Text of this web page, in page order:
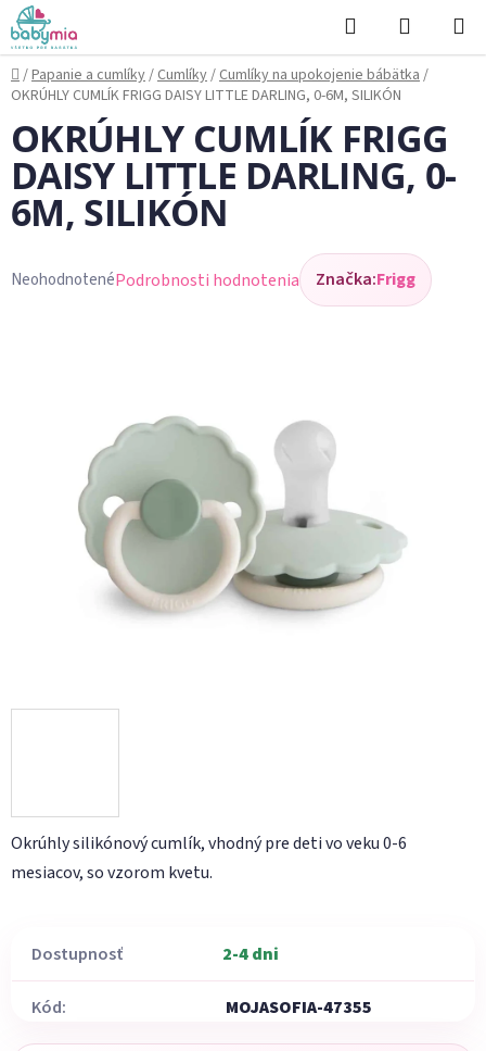
Prejsť
na
obsah
Hľadať
KOŠÍK
Domov
/Papanie a cumlíky/Cumlíky/Cumlíky na upokojenie bábätka/
OKRÚHLY CUMLÍK FRIGG DAISY LITTLE DARLING, 0-6M, SILIKÓN
Okrúhly silikónový cumlík, vhodný pre deti vo veku 0-6
mesiacov, so vzorom kvetu.
Dostupnosť 2-4 dni
Kód: MOJASOFIA-47355
OKRÚHLY CUMLÍK FRIGG
DAISY LITTLE DARLING, 0-
6M, SILIKÓN
Priemerné
hviezdičiek.
NeohodnotenéPodrobnosti hodnotenia Značka:Frigg